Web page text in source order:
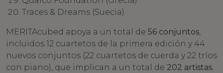
Traces & Dreams (Suecia)
MERITAcubed apoya a un total de 56 conjuntos,
incluidos 12 cuartetos de la primera edición y 44
nuevos conjuntos (22 cuartetos de cuerda y 22 tríos
con piano), que implican a un total de 202 artistas.